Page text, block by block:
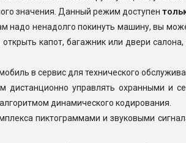
значения. Данный режим доступен
надо ненадолго покинуть машину, вы
капот, багажник или двери
в сервис для технического
дистанционно управлять охранными и
динамического кодирования.
пиктограммами и звуковыми